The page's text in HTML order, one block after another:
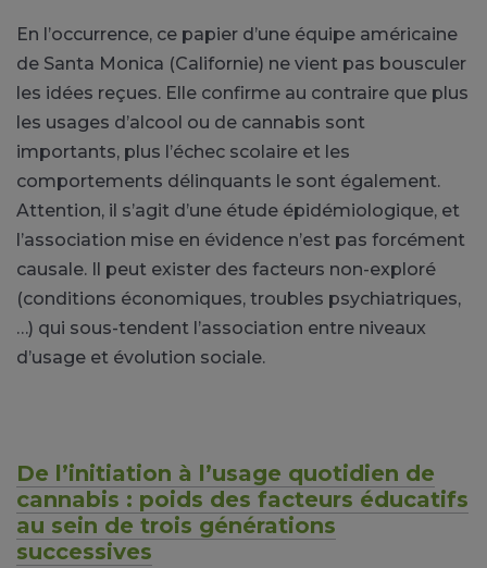
En l’occurrence, ce papier d’une équipe américaine
de Santa Monica (Californie) ne vient pas bousculer
les idées reçues. Elle confirme au contraire que plus
les usages d’alcool ou de cannabis sont
importants, plus l’échec scolaire et les
comportements délinquants le sont également.
Attention, il s’agit d’une étude épidémiologique, et
l’association mise en évidence n’est pas forcément
causale. Il peut exister des facteurs non-exploré
(conditions économiques, troubles psychiatriques,
…) qui sous-tendent l’association entre niveaux
d’usage et évolution sociale.
De l’initiation à l’usage quotidien de
cannabis : poids des facteurs éducatifs
au sein de trois générations
successives